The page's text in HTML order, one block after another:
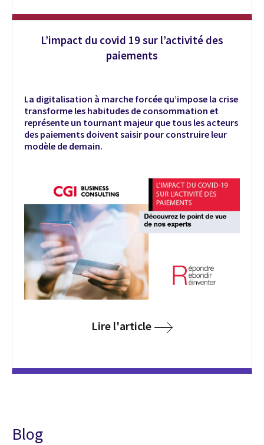
L’impact du covid 19 sur l’activité des
paiements
La digitalisation à marche forcée qu’impose la crise
transforme les habitudes de consommation et
représente un tournant majeur que tous les acteurs
des paiements doivent saisir pour construire leur
modèle de demain.
Lire l'article
Blog